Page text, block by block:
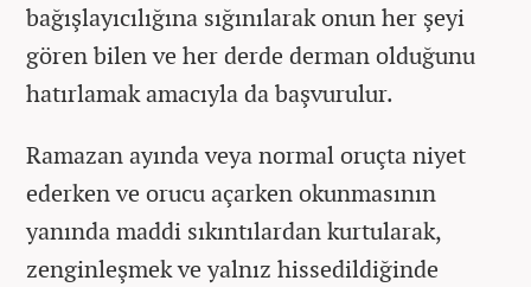
bağışlayıcılığına sığınılarak onun her şeyi
gören bilen ve her derde derman olduğunu
hatırlamak amacıyla da başvurulur.
Ramazan ayında veya normal oruçta niyet
ederken ve orucu açarken okunmasının
yanında maddi sıkıntılardan kurtularak,
zenginleşmek ve yalnız hissedildiğinde